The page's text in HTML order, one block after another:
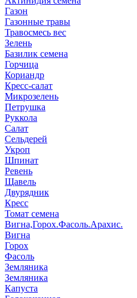
Газон
Газонные травы
Травосмесь вес
Зелень
Базилик семена
Горчица
Кориандр
Кресс-салат
Микрозелень
Петрушка
Руккола
Салат
Сельдерей
Укроп
Шпинат
Ревень
Щавель
Двурядник
Кресс
Томат семена
Вигна,Горох.Фасоль.Арахис.
Вигна
Горох
Фасоль
Земляника
Земляника
Капуста